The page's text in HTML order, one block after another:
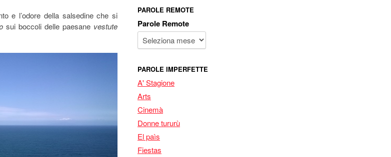
e l’odore della salsedine che si
sui boccoli delle paesane vestute
PAROLE REMOTE
Parole Remote
PAROLE IMPERFETTE
A' Stagione
Arts
Cinemà
Donne tururù
El paìs
Fiestas